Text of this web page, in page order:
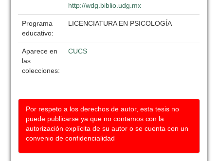
http://wdg.biblio.udg.mx
Programa
educativo:
LICENCIATURA EN PSICOLOGÍA
Aparece en
las
colecciones:
CUCS
Por respeto a los derechos de autor, esta tesis no
puede publicarse ya que no contamos con la
autorización explícita de su autor o se cuenta con un
convenio de confidencialidad